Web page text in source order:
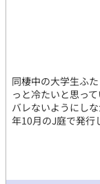
同棲中の大学生ふ
っと冷たいと思っ
バレないようにし
年10月のJ庭で発行